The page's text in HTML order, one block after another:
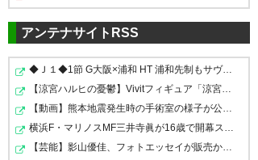
アンテナサイトRSS
◆Ｊ１◆1節 G大阪×浦和 HT 浦和先制もサヴィオ????！ジェ…
【涼宮ハルヒの憂鬱】Vivitフィギュア「涼宮ハルヒ」プラ…
【動画】熊本地震発生時の手術室の様子が公開される
横浜F・マリノスMF三井寺眞が16歳で開幕スタメン出場し最…
【芸能】影山優佳、フォトエッセイが販売から 5日で重版…